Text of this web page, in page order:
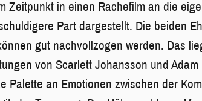
Zeitpunkt in einen Rachefilm an die
Part dargestellt. Die beiden
gut nachvollzogen werden. Das
von Scarlett Johansson und
Palette an Emotionen zwischen der